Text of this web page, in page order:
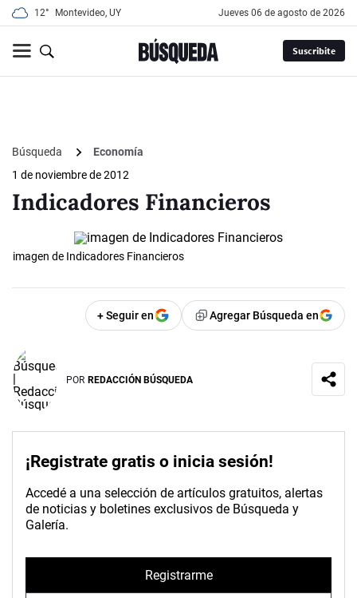
12° Montevideo, UY jueves 06 de agosto de 2026
Suscribite
Búsqueda
Economía
1 de noviembre de 2012
Indicadores Financieros
imagen de Indicadores Financieros
+ Seguir en Agregar Búsqueda en
POR REDACCIÓN BÚSQUEDA
¡Registrate gratis o inicia sesión!
Accedé a una selección de artículos gratuitos, alertas
de noticias y boletines exclusivos de Búsqueda y
Galería.
Registrarme